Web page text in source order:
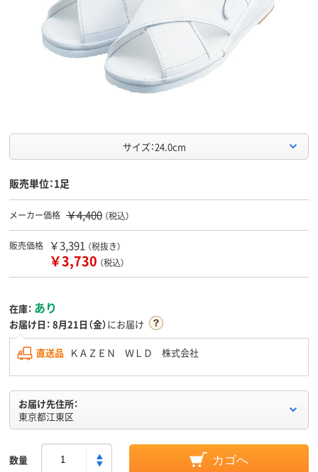
サイズ：24.0cm
販売単位：1足
メーカー価格 ￥4,400 （税込）
販売価格 ￥3,391 （税抜き）
￥3,730 （税込）
在庫： あり
お届け日： 8月21日（金）にお届け
直送品 ＫＡＺＥＮ ＷＬＤ 株式会社
お届け先住所：
東京都江東区
数量 カゴへ